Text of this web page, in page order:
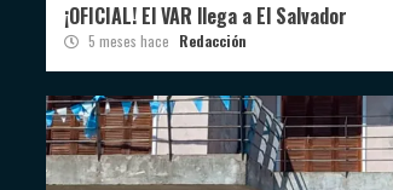
¡OFICIAL! El VAR llega a El Salvador
5 meses hace Redacción